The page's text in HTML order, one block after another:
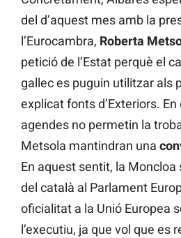
del d’aquest mes amb la
l’Eurocambra, Roberta
petició de l’Estat perquè el
gallec es puguin utilitzar als
explicat fonts d’Exteriors.
agendes no permetin la
Metsola mantindran una
En aquest sentit, la Moncloa
del català al Parlament
oficialitat a la Unió Europea
l’executiu, ja que vol que es